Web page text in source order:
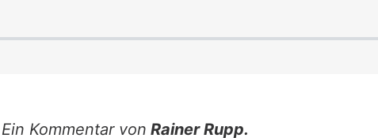
Ein Kommentar von Rainer Rupp.